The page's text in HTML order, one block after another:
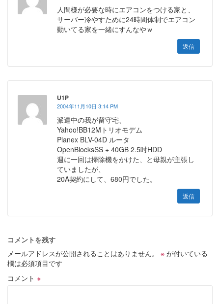
人間様が必要な時にエアコンをつける家と、
サーバー冷やすために24時間体制でエアコン
動いてる家を一緒にすんなやｗ
返信
U1Ρ
2004年11月10日 3:14 PM
派遣中の我が留守宅、
Yahoo!BB12Mトリオモデム
Planex BLV-04D ルータ
OpenBlocksSS + 40GB 2.5吋HDD
週に一回は掃除機をかけた、と母親が主張し
ていましたが、
20A契約にして、680円でした。
返信
コメントを残す
メールアドレスが公開されることはありません。
※ が付いている
欄は必須項目です
コメント ※